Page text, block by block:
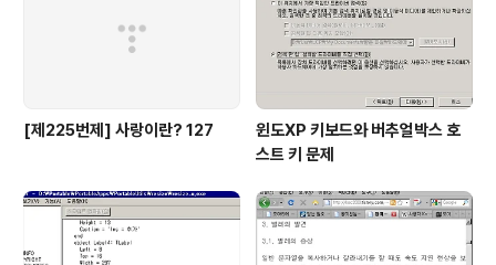
[제225번제] 사랑이란? 127
윈도XP 키보드와 버추얼박스 호
스트 키 문제